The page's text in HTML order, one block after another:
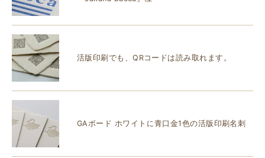
活版印刷でも、QRコードは読み取れます。
GAボード ホワイトに青口金1色の活版印刷名刺